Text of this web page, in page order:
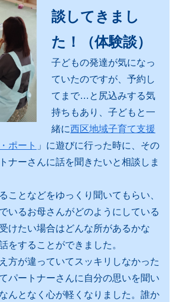
談してきまし
た！（体験談）
子どもの発達が気になっ
ていたのですが、予約し
てまで…と尻込みする気
持ちもあり、子どもと一
緒に西区地域子育て支援
ポート 」に遊びに行った時に、その
ナーさんに話を聞きたいと相談しま
ことなどをゆっくり聞いてもらい、
いるお母さんがどのようにしている
けたい場合はどんな所があるかな
をすることができました。
方が違っていてスッキリしなかった
パートナーさんに自分の思いを聞い
んとなく心が軽くなりました。誰か